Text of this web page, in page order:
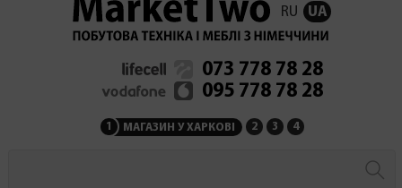
RU UA
073 778 78 28
095 778 78 28
1 МАГАЗИН У ХАРКОВІ 2 МАГАЗИН НА
3 СЕРВІСНИЙ ЦЕНТР
4